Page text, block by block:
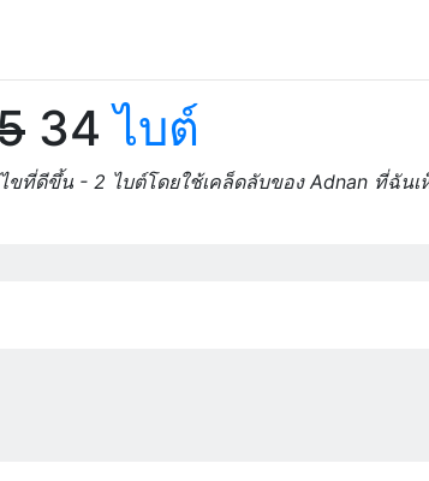
34ไบต์
ที่ดีขึ้น - 2 ไบต์โดยใช้เคล็ดลับของ Adnan ที่ฉันเ